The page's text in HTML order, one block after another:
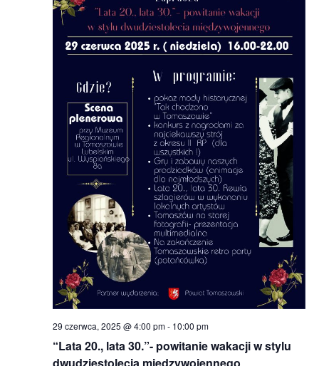
“Lata 20., lata 30.”- powitanie wakacji w stylu
dwudziestolecia międzywojennego
29 czerwca, 2025 @ 4:00 pm- 10:00 pm